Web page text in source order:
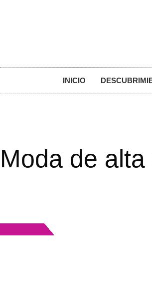
INICIO
Moda de